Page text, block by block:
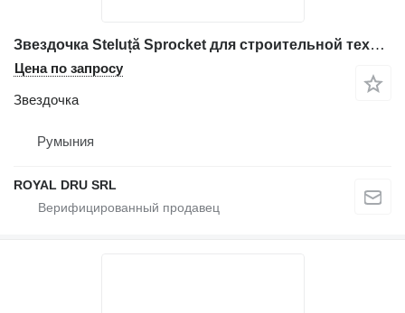
Звездочка Steluță Sprocket для строительной техники Volvo
Цена по запросу
Звездочка
Румыния
ROYAL DRU SRL